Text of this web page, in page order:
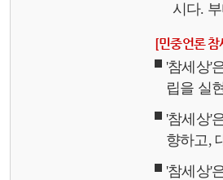
시다.
[민중언론
'참세상'
립을 실
'참세상'
향하고,
'참세상'